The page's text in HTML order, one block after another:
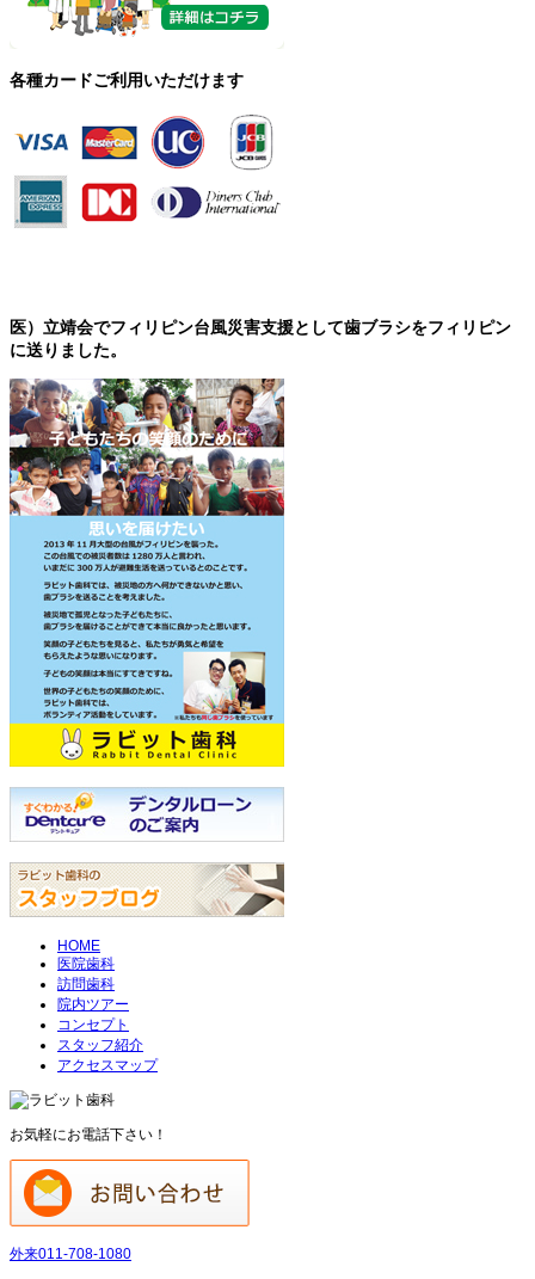
各種カードご利用いただけます
医）立靖会でフィリピン台風災害支援として歯ブラシをフィリピン
に送りました。
HOME
医院歯科
訪問歯科
院内ツアー
コンセプト
スタッフ紹介
アクセスマップ
お気軽にお電話下さい！
外来011-708-1080